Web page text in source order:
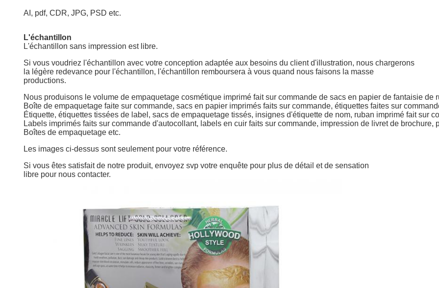
AI, pdf, CDR, JPG, PSD etc.
L'échantillon
L'échantillon sans impression est libre.
Si vous voudriez l'échantillon avec votre conception adaptée aux besoins du client d'illustration, nous chargerons
la légère redevance pour l'échantillon, l'échantillon remboursera à vous quand nous faisons la masse
productions.
Nous produisons le volume de empaquetage cosmétique imprimé fait sur commande de sacs en papier de fantaisie de
Boîte de empaquetage faite sur commande, sacs en papier imprimés faits sur commande, étiquettes faites sur
Étiquette, étiquettes tissées de label, sacs de empaquetage tissés, insignes d'étiquette de nom, ruban imprimé fait sur
Labels imprimés faits sur commande d'autocollant, labels en cuir faits sur commande, impression de livretde brochure,
Boîtes de empaquetage etc.
Les images ci-dessus sont seulement pour votre référence.
Si vous êtes satisfait de notre produit, envoyez svp votre enquête pour plus de détail et de sensation
libre pour nous contacter.